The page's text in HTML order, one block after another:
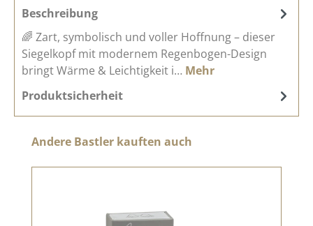
Beschreibung
🌈 Zart, symbolisch und voller Hoffnung – dieser
Siegelkopf mit modernem Regenbogen-Design
bringt Wärme & Leichtigkeit i… Mehr
Produktsicherheit
Produktgalerie überspringen
Andere Bastler kauften auch